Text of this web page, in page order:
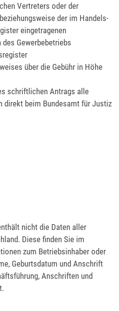
Vertreters oder der
der im Handels-
eingetragenen
Gewerbebetriebs
über die Gebühr in Höhe
schriftlichen Antrags alle
direkt beim Bundesamt für Justiz
nicht die Daten aller
Diese finden Sie im
zum Betriebsinhaber oder
Geburtsdatum und Anschrift
Anschriften und